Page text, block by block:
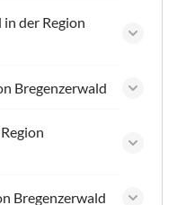
der Region
Bregenzerwald
Bregenzerwald